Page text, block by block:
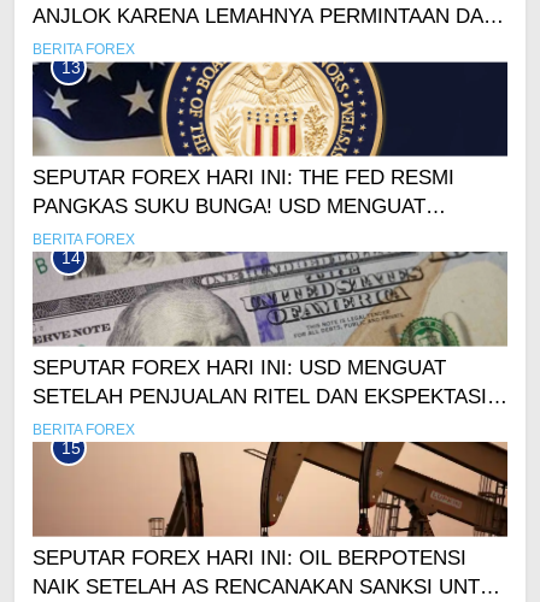
ANJLOK KARENA LEMAHNYA PERMINTAAN DAN
KUATNYA DOLAR!
BERITA FOREX
13
SEPUTAR FOREX HARI INI: THE FED RESMI
PANGKAS SUKU BUNGA! USD MENGUAT
SIGNIFIKAN
BERITA FOREX
14
SEPUTAR FOREX HARI INI: USD MENGUAT
SETELAH PENJUALAN RITEL DAN EKSPEKTASI
SUKU BUNGA FED
BERITA FOREX
15
SEPUTAR FOREX HARI INI: OIL BERPOTENSI
NAIK SETELAH AS RENCANAKAN SANKSI UNTUK